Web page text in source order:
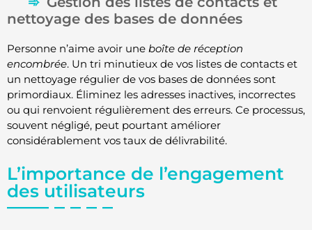
nettoyage des bases de données
Personne n’aime avoir une boîte de réception
encombrée. Un tri minutieux de vos listes de contacts et
un nettoyage régulier de vos bases de données sont
primordiaux. Éliminez les adresses inactives, incorrectes
ou qui renvoient régulièrement des erreurs. Ce processus,
souvent négligé, peut pourtant améliorer
considérablement vos taux de délivrabilité.
L’importance de l’engagement
des utilisateurs